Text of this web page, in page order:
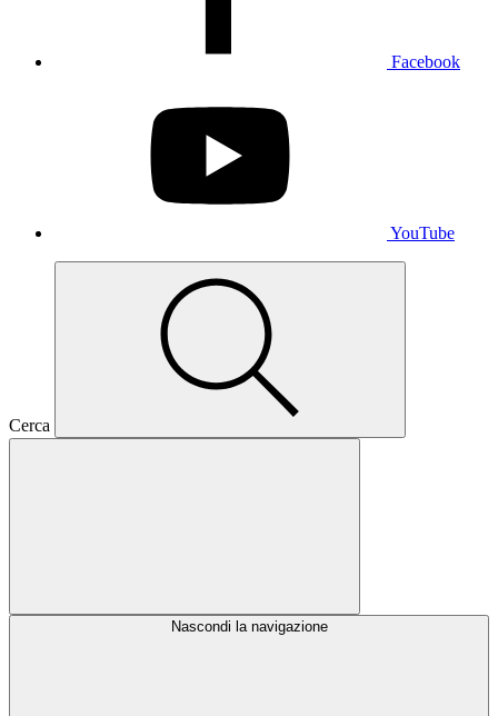
Facebook
YouTube
Cerca
Nascondi la navigazione